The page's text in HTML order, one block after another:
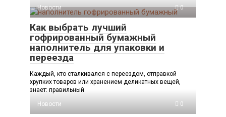
Новости 0
Как выбрать лучший
гофрированный бумажный
наполнитель для упаковки и
переезда
Каждый, кто сталкивался с переездом, отправкой
хрупких товаров или хранением деликатных вещей,
знает: правильный
Новости
0